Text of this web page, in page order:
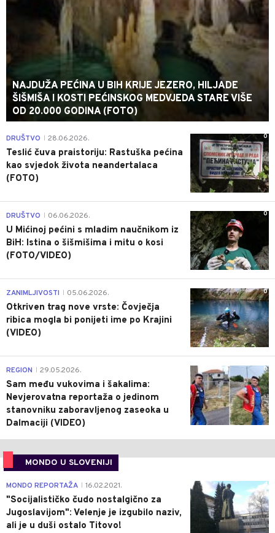
NAJDUŽA PEĆINA U BIH KRIJE JEZERO, HILJADE
ŠIŠMIŠA I KOSTI PEĆINSKOG MEDVJEDA STARE VIŠE
OD 20.000 GODINA (FOTO)
0
DRUŠTVO 28.06.2026.
Teslić čuva praistoriju: Rastuška pećina
kao svjedok života neandertalaca
(FOTO)
0
DRUŠTVO 06.06.2026.
U Mićinoj pećini s mladim naučnikom iz
BiH: Istina o šišmišima i mitu o kosi
(FOTO/VIDEO)
0
ZANIMLJIVOSTI 05.06.2026.
Otkriven trag nove vrste: Čovječja
ribica mogla bi ponijeti ime po Krajini
(VIDEO)
0
REGION 29.05.2026.
Sam među vukovima i šakalima:
Nevjerovatna reportaža o jedinom
stanovniku zaboravljenog zaseoka u
Dalmaciji (VIDEO)
MONDO U SLOVENIJI
4
MONDO REPORTAŽA 16.02.2021.
"Socijalističko čudo nostalgično za
Jugoslavijom": Velenje je izgubilo naziv,
ali je u duši ostalo Titovo!